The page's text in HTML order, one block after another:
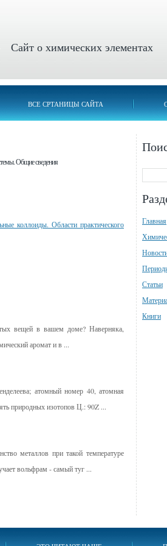
Сайт о химических элементах
ВСЕ СРТАНИЦЫ САЙТА
Общие сведения
коллоиды. Области практического
вещей в вашем доме? Наверняка,
аромат и в ...
атомный номер 40, атомная
природных изотопов Ц.: 90Z ...
металлов при такой температуре
вольфрам - самый туг ...
Главная
Статьи
Книги